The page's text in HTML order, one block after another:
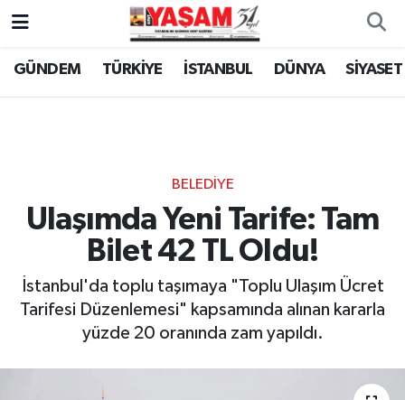
GÜNDEM TÜRKİYE İSTANBUL DÜNYA SİYASET
BELEDİYE
Ulaşımda Yeni Tarife: Tam
Bilet 42 TL Oldu!
İstanbul'da toplu taşımaya "Toplu Ulaşım Ücret
Tarifesi Düzenlemesi" kapsamında alınan kararla
yüzde 20 oranında zam yapıldı.